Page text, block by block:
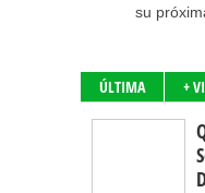
su
ÚLTIMA +